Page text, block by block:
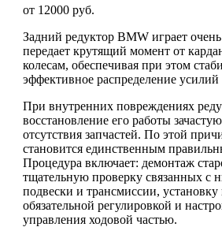
от 12000 руб.
Задний редуктор BMW играет
передает крутящий момент от
колесам, обеспечивая при этом
эффективное распределение усилий
При внутренних повреждениях
восстановление его работы
отсутствия запчастей. По этой
становится единственным
Процедура включает: демонтаж
тщательную проверку связанных с
подвески и трансмиссии, установку
обязательной регулировкой и
управления ходовой частью.